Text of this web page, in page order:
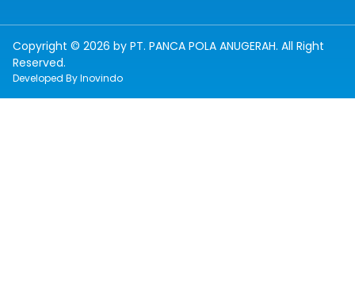
Copyright © 2026 by PT. PANCA POLA ANUGERAH. All Right
Reserved.
Developed ByInovindo